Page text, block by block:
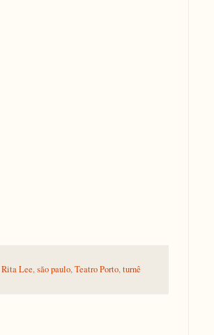
Rita Lee,são paulo,Teatro Porto,turnê